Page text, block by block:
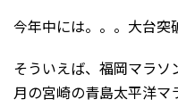
今年中には。。。大台
そういえば、福岡マラソ
月の宮崎の青島太平洋マ